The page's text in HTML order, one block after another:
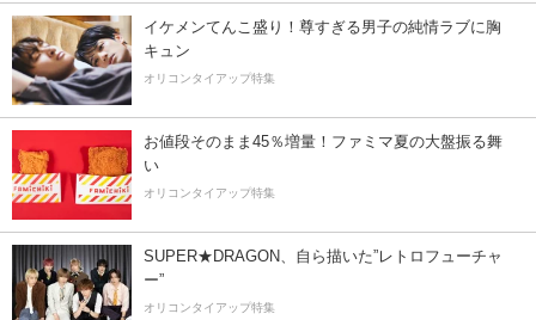
イケメンてんこ盛り！尊すぎる男子の純情ラブに胸
キュン
オリコンタイアップ特集
お値段そのまま45％増量！ファミマ夏の大盤振る舞
い
オリコンタイアップ特集
SUPER★DRAGON、自ら描いた”レトロフューチャ
ー”
オリコンタイアップ特集